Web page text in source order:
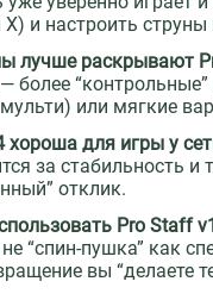
X) и настроить
лучше раскрывают
более
или мягкие
хороша для игры у
за стабильность
отклик.
Pro Staff
“спин-пушка” как
вы “делаете